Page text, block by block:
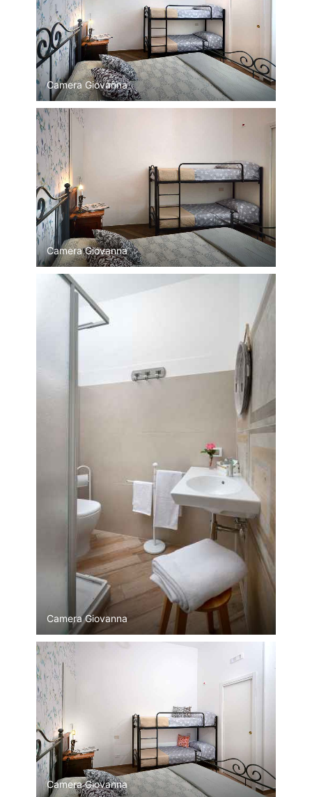
Camera Giovanna
Camera Giovanna
Camera Giovanna
Camera Giovanna